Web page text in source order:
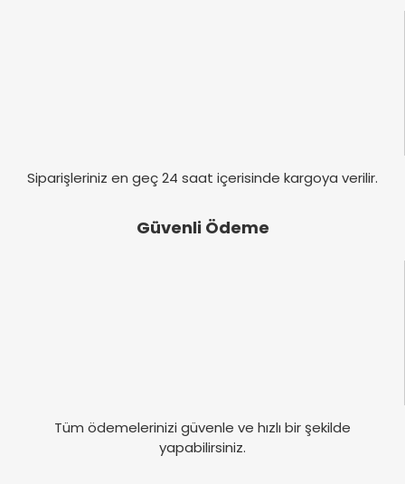
Siparişleriniz en geç 24 saat içerisinde kargoya verilir.
Güvenli Ödeme
Tüm ödemelerinizi güvenle ve hızlı bir şekilde
yapabilirsiniz.